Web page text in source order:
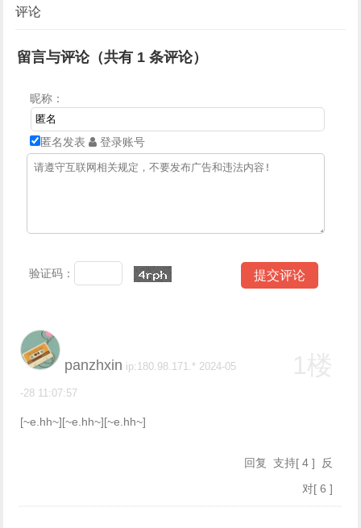
评论
留言与评论（共有 1 条评论）
昵称：
匿名发表 登录账号
验证码：
panzhxin ip:180.98.171.* 2024-05
-28 11:07:57
[~e.hh~][~e.hh~][~e.hh~]
回复 支持[ 4] 反
对[ 6]